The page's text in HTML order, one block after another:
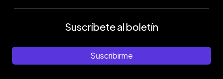
Suscríbete al boletín
Suscribirme